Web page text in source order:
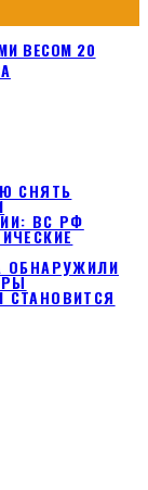
ВЕСОМ 20
СНЯТЬ
ВС РФ
ОБНАРУЖИЛИ